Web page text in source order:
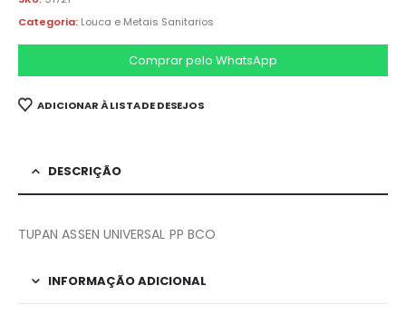
Categoria: Louca e Metais Sanitarios
Comprar pelo WhatsApp
ADICIONAR À LISTA DE DESEJOS
DESCRIÇÃO
TUPAN ASSEN UNIVERSAL PP BCO
INFORMAÇÃO ADICIONAL